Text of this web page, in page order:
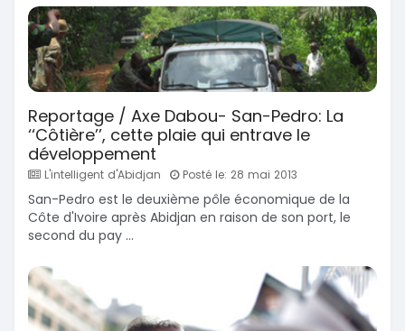
Reportage / Axe Dabou- San-Pedro: La
‘‘Côtière’’, cette plaie qui entrave le
développement
L'intelligent d'Abidjan Posté le: 28 mai 2013
San-Pedro est le deuxième pôle économique de la
Côte d'Ivoire après Abidjan en raison de son port, le
second du pay ...